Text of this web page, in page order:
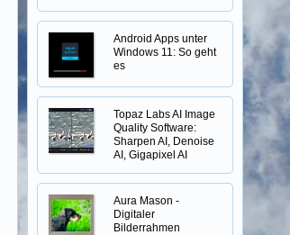
Android Apps unter
Windows 11: So geht
es
Topaz Labs AI Image
Quality Software:
Sharpen AI, Denoise
AI, Gigapixel AI
Aura Mason -
Digitaler
Bilderrahmen